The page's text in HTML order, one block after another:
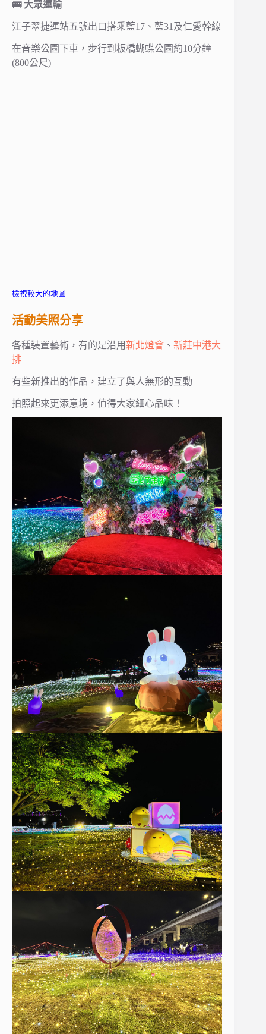
🚌 大眾運輸
江子翠捷運站五號出口搭乘藍17、藍31及仁愛幹線
在音樂公園下車，步行到板橋蝴蝶公園約10分鐘
(800公尺)
檢視較大的地圖
活動美照分享
各種裝置藝術，有的是沿用新北燈會 、 新莊中港大
排
有些新推出的作品，建立了與人無形的互動
拍照起來更添意境，值得大家細心品味！